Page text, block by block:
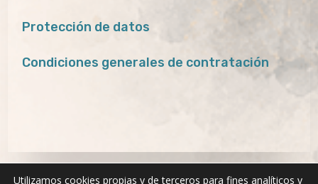
Protección de datos
Condiciones generales de contratación
Utilizamos cookies propias y de terceros para fines analíticos y